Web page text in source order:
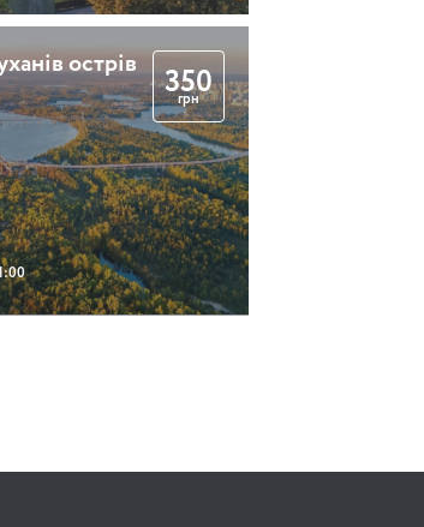
острів
350
грн